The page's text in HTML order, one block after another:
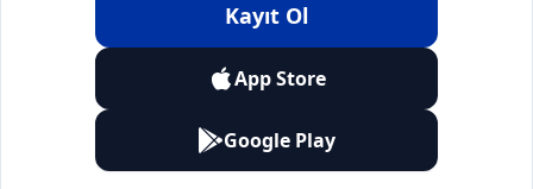
Kayıt Ol
App Store
Google Play